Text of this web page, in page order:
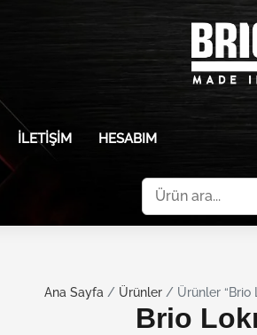
İLETIŞIM HESABIM
Ara
Ana Sayfa / Ürünler / Ürünler “Brio
Brio